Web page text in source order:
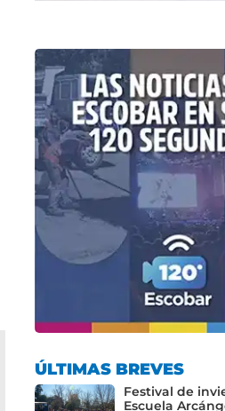
ÚLTIMAS BREVES
Festival de
Escuela